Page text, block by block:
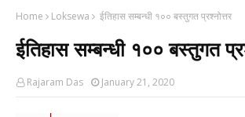
Home Loksewa ईतिहास सम्बन्धी १०० बस्तुगत प्रश्नोत्तर
ईतिहास सम्बन्धी १०० बस्तुगत
Rajaram Das January 21, 2020